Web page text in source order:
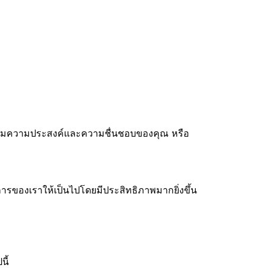
มความประสงค์และความชื่นชอบของคุณ หรือ
ของเราให้เป็นไปโดยมีประสิทธิภาพมากยิ่งขึ้น
นี้